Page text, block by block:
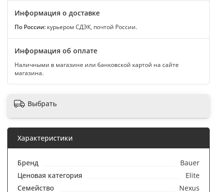
Информация о доставке
По России: курьером СДЭК, почтой России.
Информация об оплате
Наличными в магазине или банковской картой на сайте
магазина.
Выбрать
Характеристики
Бренд
Bauer
Ценовая категория
Elite
Семейство
Nexus